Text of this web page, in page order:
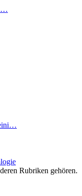
…
Rubriken gehören.